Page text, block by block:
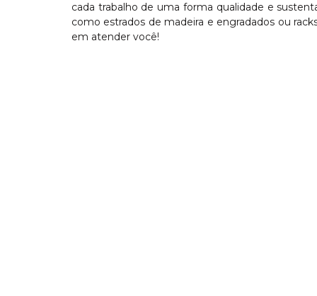
cada trabalho de uma forma qualidade e
como estrados de madeira e engradados ou
em atender você!